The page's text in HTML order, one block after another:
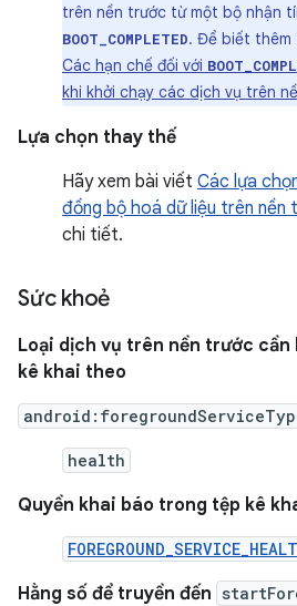
trên nền trước từ một bộ nhận
BOOT_COMPLETED. Để biết thêm
Các hạn chế đối với
khi khởi chạy các dịch vụ trên
Lựa chọn thay thế
Hãy xem bài viết Các lựa
đồng bộ hoá dữ liệu trên nền
chi tiết.
Sức khoẻ
Loại dịch vụ trên nền trước
kê khai theo
health
Quyền khai báo trong tệp kê
Hằng số để truyền đến